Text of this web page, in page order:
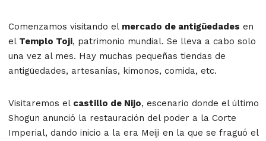
Comenzamos visitando el mercado de antigüedades en
el Templo Toji, patrimonio mundial. Se lleva a cabo solo
una vez al mes. Hay muchas pequeñas tiendas de
antigüedades, artesanías, kimonos, comida, etc.
Visitaremos el castillo de Nijo, escenario donde el último
Shogun anunció la restauración del poder a la Corte
Imperial, dando inicio a la era Meiji en la que se fraguó el